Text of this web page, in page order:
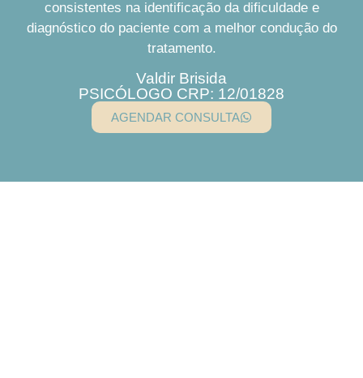
consistentes na identificação da dificuldade e
diagnóstico do paciente com a melhor condução do
tratamento.
Valdir Brisida
PSICÓLOGO CRP: 12/01828
AGENDAR CONSULTA